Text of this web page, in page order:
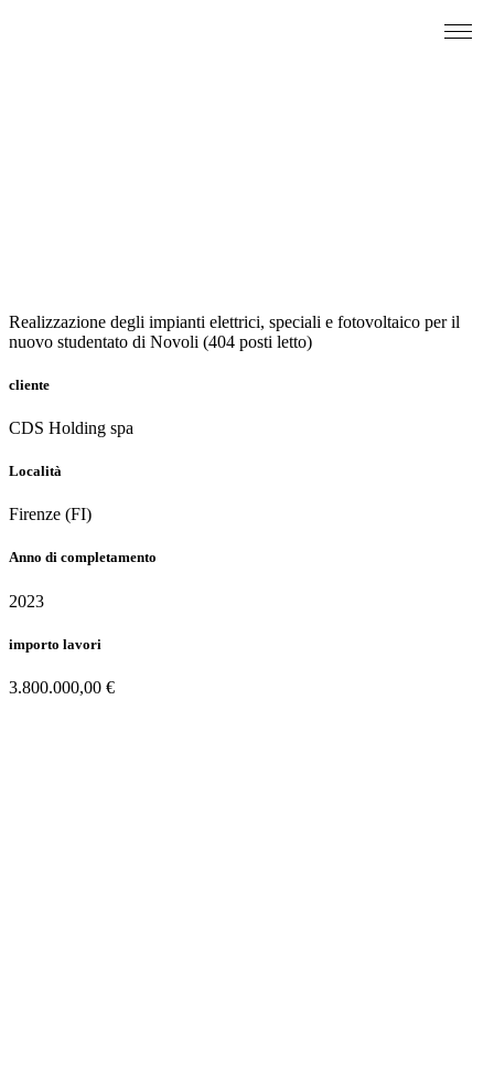
Realizzazione degli impianti elettrici, speciali e fotovoltaico per il
nuovo studentato di Novoli (404 posti letto)
cliente
CDS Holding spa
Località
Firenze (FI)
Anno di completamento
2023
importo lavori
3.800.000,00 €